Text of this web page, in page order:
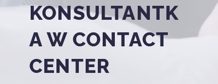
KONSULTANTK
A W CONTACT
CENTER